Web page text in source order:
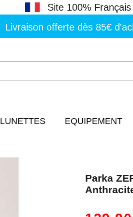
Site 100% Français
Livraison offerte dès 85€
LUNETTES EQUIPEMENT
Parka